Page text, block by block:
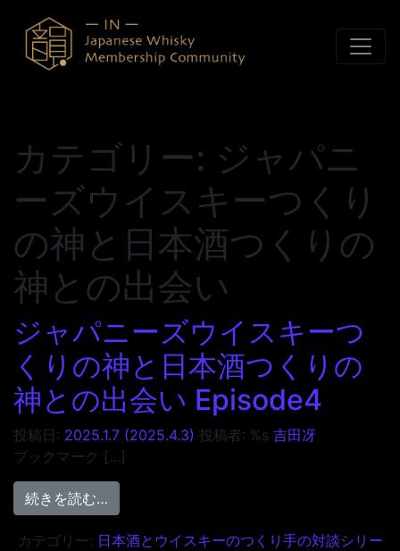
カテゴリー: ジャパニ
ーズウイスキーつくり
の神と日本酒つくりの
神との出会い
ジャパニーズウイスキーつ
くりの神と日本酒つくりの
神との出会い Episode4
投稿日: 2025.1.7 (2025.4.3) 投稿者: %s 吉田冴
ブックマーク […]
続きを読む…
カテゴリー: 日本酒とウイスキーのつくり手の対談シリー